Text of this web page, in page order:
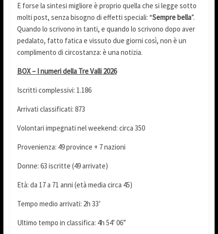
E forse la sintesi migliore è proprio quella che si legge sotto
molti post, senza bisogno di effetti speciali: “Sempre bella”.
Quando lo scrivono in tanti, e quando lo scrivono dopo aver
pedalato, fatto fatica e vissuto due giorni così, non è un
complimento di circostanza: è una notizia.
BOX – I numeri della Tre Valli 2026
Iscritti complessivi: 1.186
Arrivati classificati: 873
Volontari impegnati nel weekend: circa 350
Provenienza: 49 province + 7 nazioni
Donne: 63 iscritte (49 arrivate)
Età: da 17 a 71 anni (età media circa 45)
Tempo medio arrivati: 2h 33’
Ultimo tempo in classifica: 4h 54’ 06”